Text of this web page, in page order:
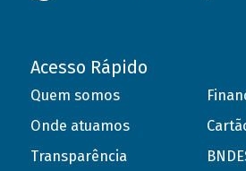
Acesso Rápido
Quem somos
Onde atuamos
Transparência